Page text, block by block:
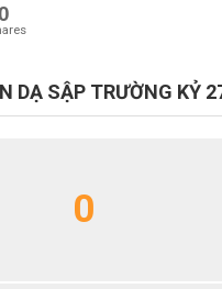
DẠ SẬP TRƯỜNG KỶ
0